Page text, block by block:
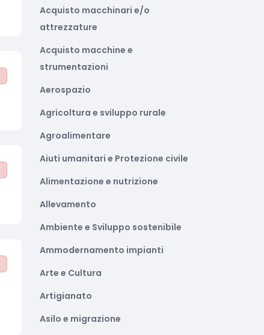
Acquisto macchinari e/o
attrezzature
Acquisto macchine e
strumentazioni
Aerospazio
Agricoltura e sviluppo rurale
Agroalimentare
Aiuti umanitari e Protezione civile
Alimentazione e nutrizione
Allevamento
Ambiente e Sviluppo sostenibile
Ammodernamento impianti
Arte e Cultura
Artigianato
Asilo e migrazione